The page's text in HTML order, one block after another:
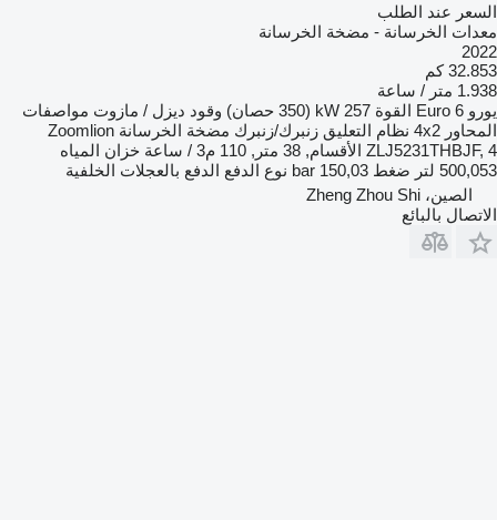
السعر عند الطلب
معدات الخرسانة - مضخة الخرسانة
2022
32.853 كم
1.938 متر / ساعة
يورو Euro 6 القوة 257 kW (350 حصان) وقود ديزل / مازوت مواصفات
المحاور 4x2 نظام التعليق زنبرك/زنبرك مضخة الخرسانة Zoomlion
ZLJ5231THBJF, 4 الأقسام, 38 متر, 110 م3 / ساعة
خزان المياه
500,053 لتر
ضغط 150,03 bar نوع الدفع الدفع بالعجلات الخلفية
الصين، Zheng Zhou Shi
الاتصال بالبائع